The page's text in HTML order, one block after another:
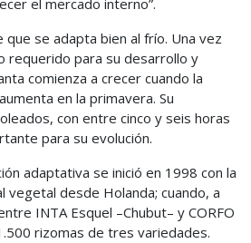
el mercado interno”.
se adapta bien al frío. Una vez
requerido para su desarrollo y
comienza a crecer cuando la
en la primavera. Su
con entre cinco y seis horas
para su evolución.
adaptativa se inició en 1998 con la
vegetal desde Holanda; cuando, a
INTA Esquel –Chubut– y CORFO
rizomas de tres variedades.